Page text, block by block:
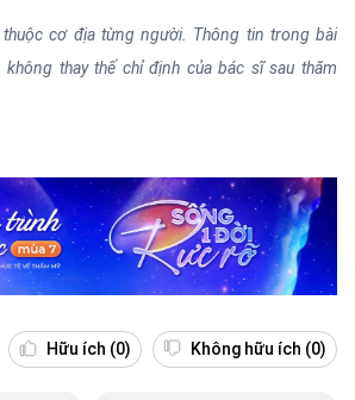
thuộc cơ địa từng người. Thông tin trong bài
thay thế chỉ định của bác sĩ sau thăm
Hữu ích (0) Không hữu ích (0)